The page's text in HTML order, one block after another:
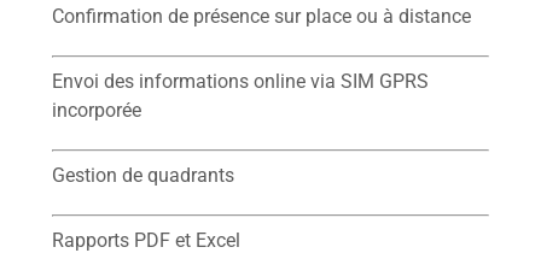
Confirmation de présence sur place ou à distance
Envoi des informations online via SIM GPRS
incorporée
Gestion de quadrants
Rapports PDF et Excel